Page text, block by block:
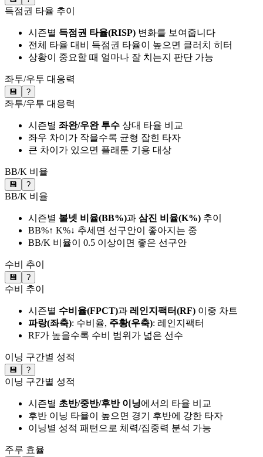
득점권 타율 추이
시즌별 득점권 타율(RISP) 변화를 보여줍니다
전체 타율 대비 득점권 타율이 높으면 클러치 히터
상황이 중요할 때 얼마나 잘 치는지 판단 가능
좌투/우투 대응력
💾 ?
좌투/우투 대응력
시즌별 좌완/우완 투수 상대 타율 비교
좌우 차이가 작을수록 균형 잡힌 타자
큰 차이가 있으면 플래툰 기용 대상
BB/K 비율
💾 ?
BB/K 비율
시즌별 볼넷 비율(BB%)과 삼진 비율(K%) 추이
BB%↑ K%↓ 추세면 선구안이 좋아지는 중
BB/K 비율이 0.5 이상이면 좋은 선구안
수비 추이
💾 ?
수비 추이
시즌별 수비율(FPCT)과 레인지팩터(RF) 이중 차트
파랑(좌축): 수비율, 주황(우축): 레인지팩터
RF가 높을수록 수비 범위가 넓은 선수
이닝 구간별 성적
💾 ?
이닝 구간별 성적
시즌별 초반/중반/후반 이닝에서의 타율 비교
후반 이닝 타율이 높으면 경기 후반에 강한 타자
이닝별 성적 패턴으로 체력/집중력 분석 가능
주루 효율